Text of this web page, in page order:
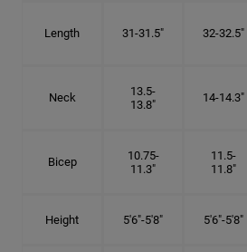
Length 31-31.5" 32-32.5"
Neck
13.5-
13.8"
14-14.3"
Bicep
10.75-
11.3"
11.5-
11.8"
Height 5'6"-5'8" 5'6"-5'8"